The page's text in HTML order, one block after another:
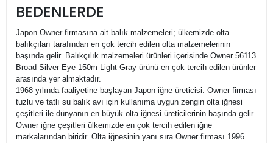
BEDENLERDE
Japon Owner firmasına ait balık malzemeleri; ülkemizde olta
balıkçıları tarafından en çok tercih edilen olta malzemelerinin
başında gelir. Balıkçılık malzemeleri ürünleri içerisinde Owner 56113
Broad Silver Eye 150m Light Gray ürünü en çok tercih edilen ürünler
arasında yer almaktadır.
1968 yılında faaliyetine başlayan Japon iğne üreticisi. Owner firması
tuzlu ve tatlı su balık avı için kullanıma uygun zengin olta iğnesi
çeşitleri ile dünyanın en büyük olta iğnesi üreticilerinin başında gelir.
Owner iğne çeşitleri ülkemizde en çok tercih edilen iğne
markalarından biridir. Olta iğnesinin yanı sıra Owner firması 1996